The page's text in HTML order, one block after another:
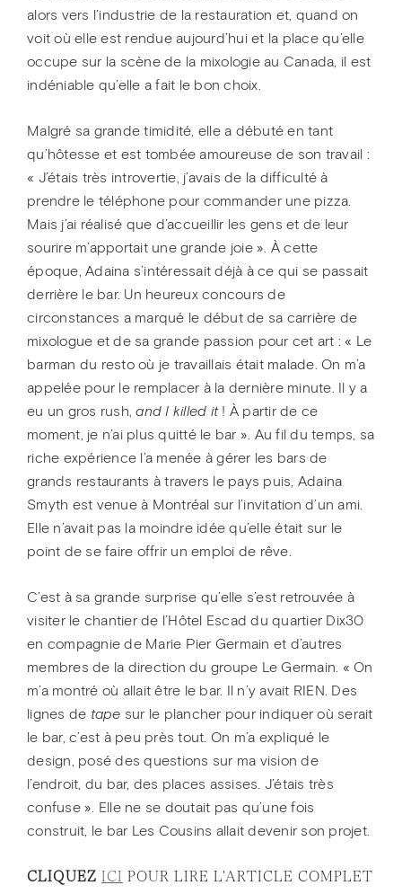
alors vers l’industrie de la restauration et, quand on
voit où elle est rendue aujourd’hui et la place qu’elle
occupe sur la scène de la mixologie au Canada, il est
indéniable qu’elle a fait le bon choix.
Malgré sa grande timidité, elle a débuté en tant
qu’hôtesse et est tombée amoureuse de son travail :
« J’étais très introvertie, j’avais de la difficulté à
prendre le téléphone pour commander une pizza.
Mais j’ai réalisé que d’accueillir les gens et de leur
sourire m’apportait une grande joie ». À cette
époque, Adaina s’intéressait déjà à ce qui se passait
derrière le bar. Un heureux concours de
circonstances a marqué le début de sa carrière de
mixologue et de sa grande passion pour cet art : « Le
barman du resto où je travaillais était malade. On m’a
appelée pour le remplacer à la dernière minute. Il y a
eu un gros rush,and I killed it! À partir de ce
moment, je n’ai plus quitté le bar ». Au fil du temps, sa
riche expérience l’a menée à gérer les bars de
grands restaurants à travers le pays puis, Adaina
Smyth est venue à Montréal sur l’invitation d’un ami.
Elle n’avait pas la moindre idée qu’elle était sur le
point de se faire offrir un emploi de rêve.
C’est à sa grande surprise qu’elle s’est retrouvée à
visiter le chantier de l’Hôtel Escad du quartier Dix30
en compagnie de Marie Pier Germain et d’autres
membres de la direction du groupe Le Germain. « On
m’a montré où allait être le bar. Il n’y avait RIEN. Des
lignes de tape sur le plancher pour indiquer où serait
le bar, c’est à peu près tout. On m’a expliqué le
design, posé des questions sur ma vision de
l’endroit, du bar, des places assises. J’étais très
confuse ». Elle ne se doutait pas qu’une fois
construit, le bar Les Cousins allait devenir son projet.
CLIQUEZ ICI POUR LIRE L'ARTICLE COMPLET